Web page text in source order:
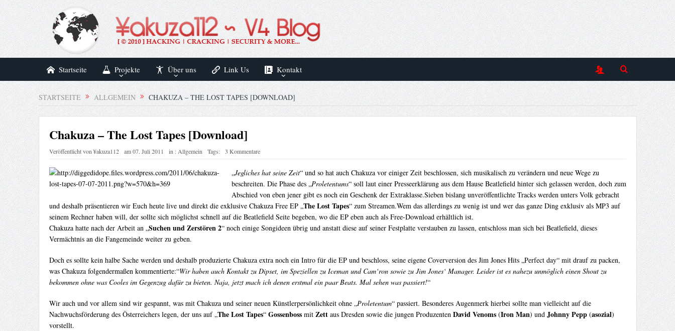
Startseite Projekte Über uns Link Us Kontakt
STARTSEITE ALLGEMEIN CHAKUZA – THE LOST TAPES [DOWNLOAD]
Chakuza – The Lost Tapes [Download]
Veröffentlicht von¥akuza112 am07. Juli 2011 in :Allgemein Tags: 3 Kommentare
„Jegliches hat seine Zeit“ und so hat auch Chakuza vor einiger Zeit beschlossen, sich musikalisch zu verändern und neue Wege zu
beschreiten. Die Phase des „Proletentums“ soll laut einer Presseerklärung aus dem Hause Beatlefield hinter sich gelassen werden, doch zum
Abschied von eben jener gibt es noch ein Geschenk der Extraklasse.Sieben bislang unveröffentlichte Tracks werden unters Volk gebracht
und deshalb präsentieren wir Euch heute live und direkt die exklusive Chakuza Free EP „The Lost Tapes“ zum Streamen.Wem das allerdings zu wenig ist und wer das ganze Ding exklusiv als MP3 auf
seinem Rechner haben will, der sollte sich möglichst schnell auf die Beatlefield Seite begeben, wo die EP eben auch als Free-Download erhältlich ist.
Chakuza hatte nach der Arbeit an „Suchen und Zerstören 2“ noch einige Songideen übrig und anstatt diese auf seiner Festplatte verstauben zu lassen, entschloss man sich bei Beatlefield, dieses
Vermächtnis an die Fangemeinde weiter zu geben.
Doch es sollte kein halbe Sache werden und deshalb produzierte Chakuza extra noch ein Intro für die EP und beschloss, seine eigene Coverversion des Jim Jones Hits „Perfect day“ mit drauf zu packen,
was Chakuza folgendermaßen kommentierte:“Wir haben auch Kontakt zu Dipset, im Speziellen zu Iceman und Cam‘ron sowie zu Jim Jones‘ Manager. Leider ist es nahezu unmöglich einen Shout zu
bekommen ohne was Cooles im Gegenzug dafür zu bieten. Naja, jetzt mach ich denen erstmal ein paar Beats. Mal sehen was passiert!“
Wir auch und vor allem sind wir gespannt, was mit Chakuza und seiner neuen Künstlerpersönlichkeit ohne „Proletentum“ passiert. Besonderes Augenmerk hierbei sollte man vielleicht auf die
Nachwuchsförderung des Österreichers legen, der uns auf „The Lost Tapes“ Gossenbossmit Zettaus Dresden sowie die jungen Produzenten David Venoms(Iron Man) und Johnny Pepp(asozial)
vorstellt.